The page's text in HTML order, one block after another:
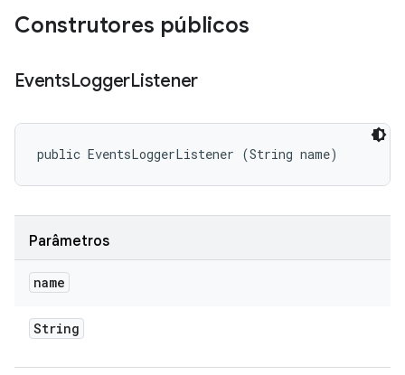
Construtores públicos
EventsLoggerListener
public EventsLoggerListener (String name)
Parâmetros
name
String